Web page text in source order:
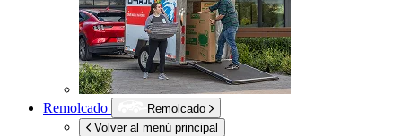
Remolcado
Remolcado
Volver al menú principal